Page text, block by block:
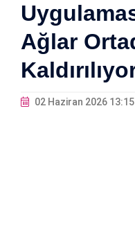
Ağlar
02 Haziran 2026 13:15